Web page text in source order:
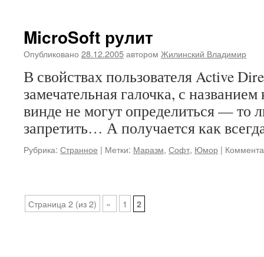
MicroSoft рулит
Опубликовано 28.12.2005автором Жилинский Владимир
В свойствах пользователя Active
замечательная галочка, с
винде не могут определиться — то
запретить… А получается как
Рубрика: Странное | Метки: Маразм, Софт, Юмор |
Страница 2 (из 2) « 1 2